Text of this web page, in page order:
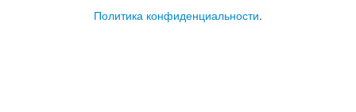
Политика конфиденциальности.